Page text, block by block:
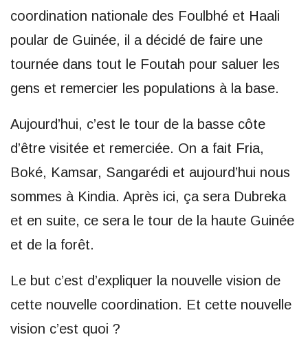
coordination nationale des Foulbhé et Haali
poular de Guinée, il a décidé de faire une
tournée dans tout le Foutah pour saluer les
gens et remercier les populations à la base.
Aujourd’hui, c’est le tour de la basse côte
d’être visitée et remerciée. On a fait Fria,
Boké, Kamsar, Sangarédi et aujourd’hui nous
sommes à Kindia. Après ici, ça sera Dubreka
et en suite, ce sera le tour de la haute Guinée
et de la forêt.
Le but c’est d’expliquer la nouvelle vision de
cette nouvelle coordination. Et cette nouvelle
vision c’est quoi ?